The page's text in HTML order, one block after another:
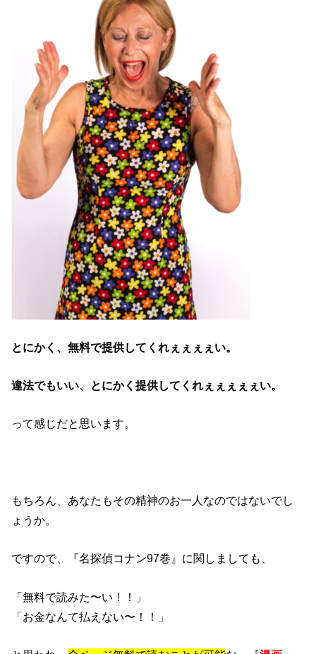
とにかく、無料で提供してくれぇぇぇぇい。
違法でもいい、とにかく提供してくれぇぇぇぇぇい。
って感じだと思います。
もちろん、あなたもその精神のお一人なのではないでし
ょうか。
ですので、『名探偵コナン97巻』に関しましても、
「無料で読みた〜い！！」
「お金なんて払えない〜！！」